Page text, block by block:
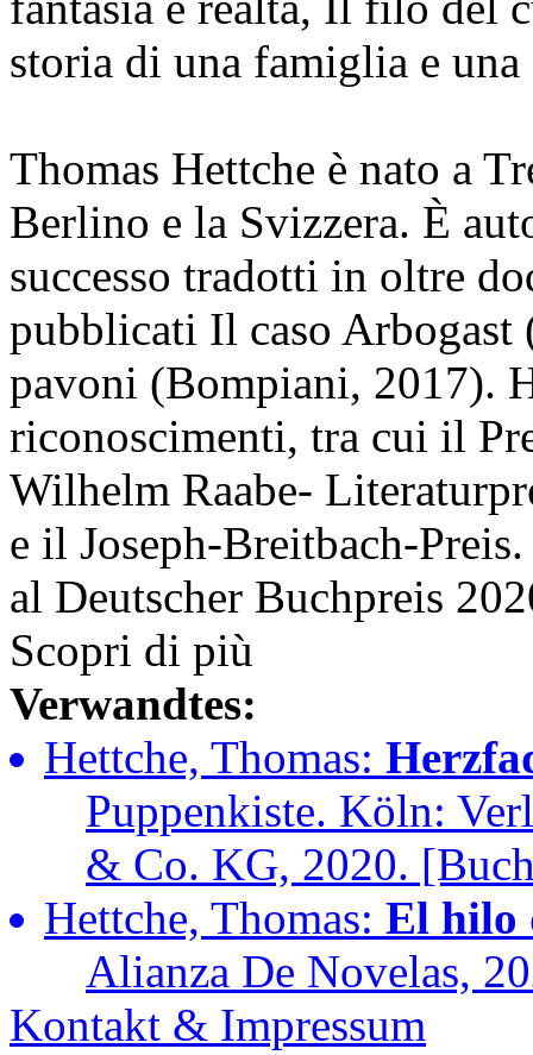
storia di una famiglia e una
Thomas Hettche è nato a
Berlino e la Svizzera. È
successo tradotti in oltre
pubblicati Il caso Arbogast
pavoni (Bompiani, 2017).
riconoscimenti, tra cui il
Wilhelm Raabe-
e il Joseph-Breitbach-
al Deutscher Buchpreis
Scopri di più
Verwandtes:
Hettche, Thomas:
Puppenkiste. Köln:
& Co. KG, 2020.
Hettche, Thomas: El hilo
Alianza De Novelas,
Kontakt & Impressum